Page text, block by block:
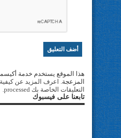
هذا الموقع يستخدم خدمة
المزعجة. اعرف المزيد عن
التعليقات الخاصة بك processed
.
تابعنا على فيسبوك